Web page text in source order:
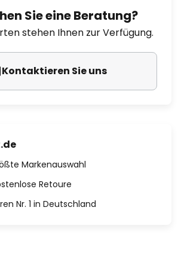
Sie eine Beratung?
stehen Ihnen zur Verfügung.
Kontaktieren Sie uns
Markenauswahl
Retoure
Nr. 1 in Deutschland